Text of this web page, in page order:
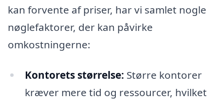
kan forvente af priser, har vi samlet nogle
nøglefaktorer, der kan påvirke
omkostningerne:
Kontorets størrelse: Større kontorer
kræver mere tid og ressourcer, hvilket